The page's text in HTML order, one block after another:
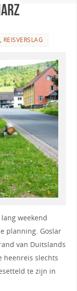
, REISVERSLAG
weekend
planning. Goslar
van Duitslands
heenreis slechts
te zijn in